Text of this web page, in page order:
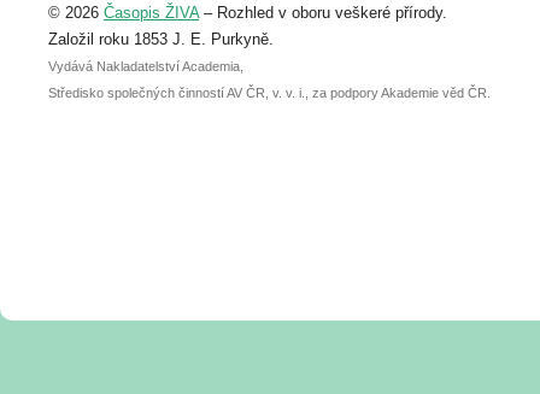
abstraktu přihlášené přednášky nebo
posteru je už 30. června.
© 2026 Časopis ŽIVA– Rozhled v oboru veškeré přírody.
Založil roku 1853 J. E. Purkyně.
Vydává Nakladatelství Academia,
Středisko společných činností AV ČR, v. v. i., za podpory Akademie věd ČR.